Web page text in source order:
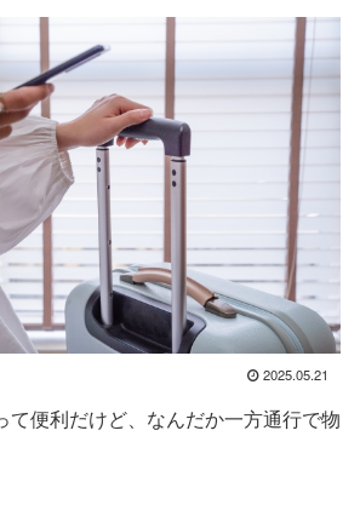
2025.05.21
て便利だけど、なんだか一方通行で物